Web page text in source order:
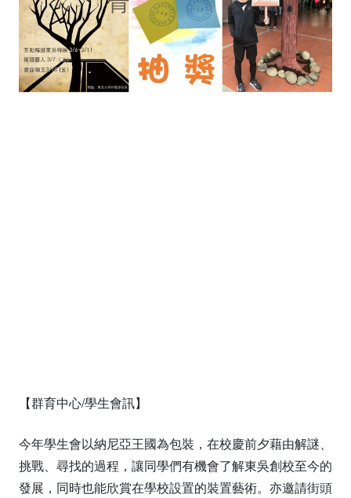
【群育中心/學生會訊】
今年學生會以納尼亞王國為包裝，在校慶前夕藉由解謎、
挑戰、尋找的過程，讓同學們有機會了解東吳創校至今的
發展，同時也能欣賞在學校設置的裝置藝術。亦邀請街頭